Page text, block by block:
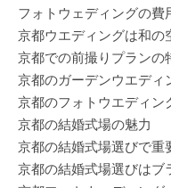
フォトウェディングの費
京都ウエディングは和の
京都での前撮りプランの
京都のガーデンウエディ
京都のフォトウエディン
京都の結婚式場の魅力
京都の結婚式場選びで重
京都の結婚式場選びはブ